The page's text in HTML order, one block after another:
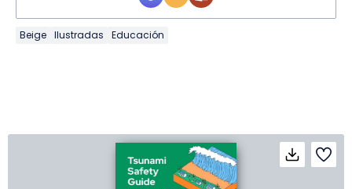
Beige Ilustradas Educación